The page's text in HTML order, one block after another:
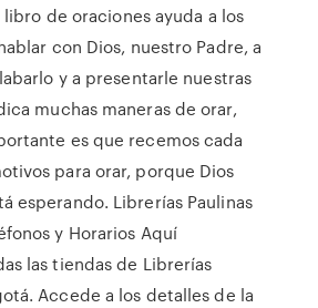
libro de oraciones ayuda a los
con Dios, nuestro Padre, a
y a presentarle nuestras
muchas maneras de orar,
es que recemos cada
para orar, porque Dios
esperando. Librerías Paulinas
y Horarios Aquí
las tiendas de Librerías
Accede a los detalles de la